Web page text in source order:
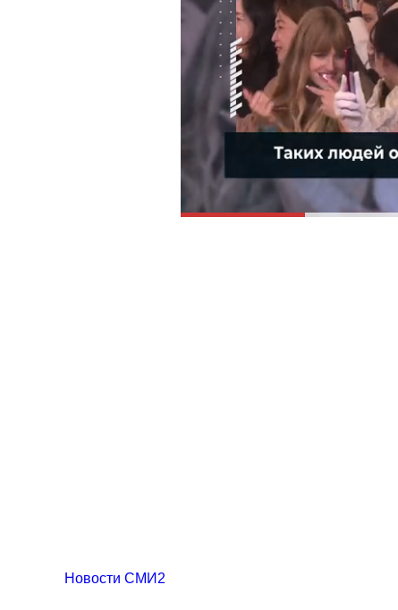
Новости СМИ2